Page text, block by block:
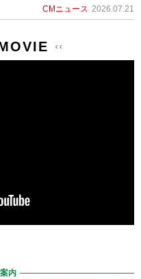
CMニュース 2026.07.21
内